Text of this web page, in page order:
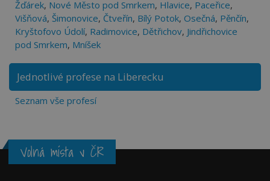
Žďárek, Nové Město pod Smrkem, Hlavice, Paceřice,
Višňová, Šimonovice, Čtveřín, Bílý Potok, Osečná, Pěnčín,
Kryštofovo Údolí, Radimovice, Dětřichov, Jindřichovice
pod Smrkem, Mníšek
Jednotlivé profese na Liberecku
Seznam vše profesí
Volná místa v ČR